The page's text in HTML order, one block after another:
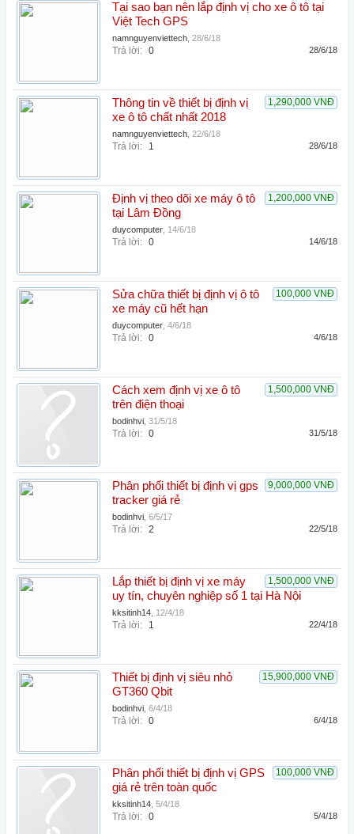
Tại sao bạn nên lắp định vị cho xe ô tô tại
Việt Tech GPS
namnguyenviettech 28/6/18
Trả lời: 0 28/6/18
1,290,000 VNĐ
Thông tin về thiết bị định vị
xe ô tô chất nhất 2018
namnguyenviettech 22/6/18
Trả lời: 1 28/6/18
1,200,000 VNĐ
Định vị theo dõi xe máy ô tô
tại Lâm Đồng
duycomputer 14/6/18
Trả lời: 0 14/6/18
100,000 VNĐ
Sửa chữa thiết bị định vị ô tô
xe máy cũ hết hạn
duycomputer 4/6/18
Trả lời: 0 4/6/18
1,500,000 VNĐ
Cách xem định vị xe ô tô
trên điện thoại
bodinhvi 31/5/18
Trả lời: 0 31/5/18
9,000,000 VNĐ
Phân phối thiết bị định vị gps
tracker giá rẻ
bodinhvi 6/5/17
Trả lời: 2 22/5/18
1,500,000 VNĐ
Lắp thiết bị định vị xe máy
uy tín, chuyên nghiệp số 1 tại Hà Nội
kksitinh14 12/4/18
Trả lời: 1 22/4/18
15,900,000 VNĐ
Thiết bị định vị siêu nhỏ
GT360 Qbit
bodinhvi 6/4/18
Trả lời: 0 6/4/18
100,000 VNĐ
Phân phối thiết bị định vị GPS
giá rẻ trên toàn quốc
kksitinh14 5/4/18
Trả lời: 0 5/4/18